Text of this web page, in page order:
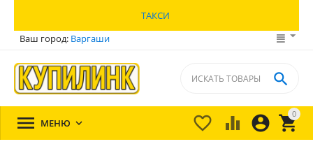
ТАКСИ
Ваш город: Варгаши
0


 

 МЕНЮ 